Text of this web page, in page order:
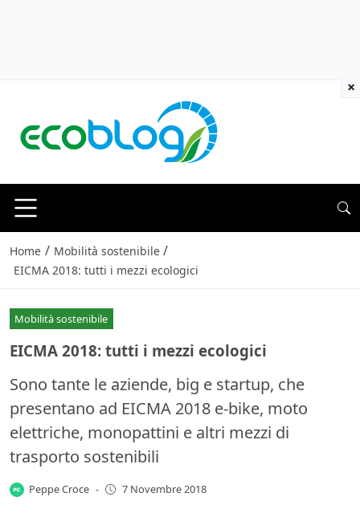
Home / Mobilità sostenibile /
EICMA 2018: tutti i mezzi ecologici
Mobilità sostenibile
EICMA 2018: tutti i mezzi ecologici
Sono tante le aziende, big e startup, che
presentano ad EICMA 2018 e-bike, moto
elettriche, monopattini e altri mezzi di
trasporto sostenibili
Peppe Croce - 7 Novembre 2018
×